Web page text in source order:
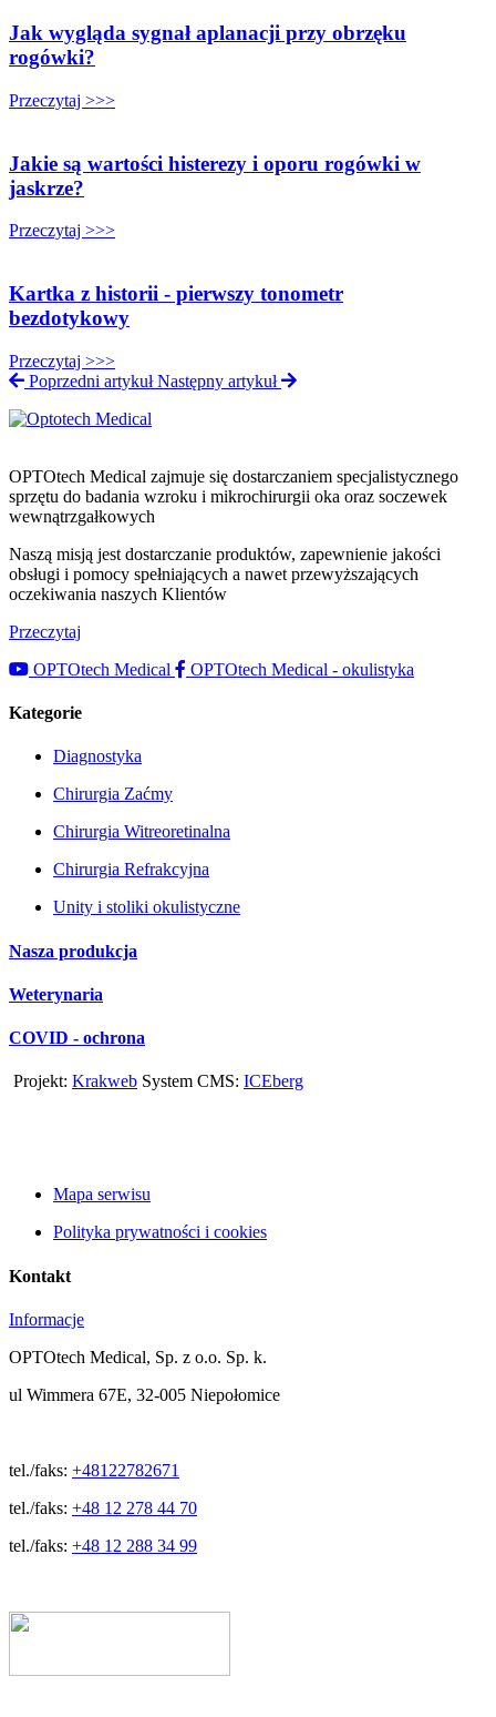
Jak wygląda sygnał aplanacji przy obrzęku
rogówki?
Przeczytaj >>>
Jakie są wartości histerezy i oporu rogówki w
jaskrze?
Przeczytaj >>>
Kartka z historii - pierwszy tonometr
bezdotykowy
Przeczytaj >>>
Poprzedni artykułNastępny artykuł
OPTOtech Medical zajmuje się dostarczaniem specjalistycznego
sprzętu do badania wzroku i mikrochirurgii oka oraz soczewek
wewnątrzgałkowych
Naszą misją jest dostarczanie produktów, zapewnienie jakości
obsługi i pomocy spełniających a nawet przewyższających
oczekiwania naszych Klientów
Przeczytaj
OPTOtech Medical
OPTOtech Medical - okulistyka
Kategorie
Diagnostyka
Chirurgia Zaćmy
Chirurgia Witreoretinalna
Chirurgia Refrakcyjna
Unity i stoliki okulistyczne
Nasza produkcja
Weterynaria
COVID - ochrona
Projekt: Krakweb System CMS: ICEberg
Mapa serwisu
Polityka prywatności i cookies
Kontakt
Informacje
OPTOtech Medical, Sp. z o.o. Sp. k.
ul Wimmera 67E, 32-005 Niepołomice
tel./faks: +48122782671
tel./faks: +48 12 278 44 70
tel./faks: +48 12 288 34 99